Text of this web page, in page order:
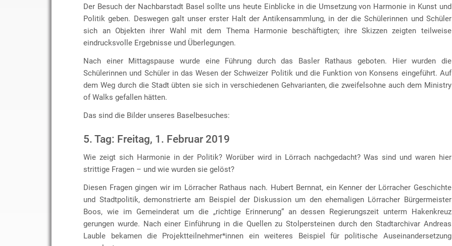
Der Besuch der Nachbarstadt Basel sollte uns heute Einblicke in die Umsetzung von Harmonie in Kunst und
Politik geben. Deswegen galt unser erster Halt der Antikensammlung, in der die Schülerinnen und Schüler
sich an Objekten ihrer Wahl mit dem Thema Harmonie beschäftigten; ihre Skizzen zeigten teilweise
eindrucksvolle Ergebnisse und Überlegungen.
Nach einer Mittagspause wurde eine Führung durch das Basler Rathaus geboten. Hier wurden die
Schülerinnen und Schüler in das Wesen der Schweizer Politik und die Funktion von Konsens eingeführt. Auf
dem Weg durch die Stadt übten sie sich in verschiedenen Gehvarianten, die zweifelsohne auch dem Ministry
of Walks gefallen hätten.
Das sind die Bilder unseres Baselbesuches:
5. Tag: Freitag, 1. Februar 2019
Wie zeigt sich Harmonie in der Politik? Worüber wird in Lörrach nachgedacht? Was sind und waren hier
strittige Fragen – und wie wurden sie gelöst?
Diesen Fragen gingen wir im Lörracher Rathaus nach. Hubert Bernnat, ein Kenner der Lörracher Geschichte
und Stadtpolitik, demonstrierte am Beispiel der Diskussion um den ehemaligen Lörracher Bürgermeister
Boos, wie im Gemeinderat um die „richtige Erinnerung“ an dessen Regierungszeit unterm Hakenkreuz
gerungen wurde. Nach einer Einführung in die Quellen zu Stolpersteinen durch den Stadtarchivar Andreas
Lauble bekamen die Projektteilnehmer*innen ein weiteres Beispiel für politische Auseinandersetzung